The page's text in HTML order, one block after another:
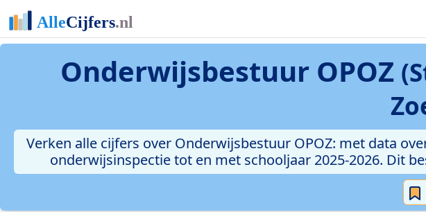
Onderwijsbestuur OPOZ
Verken alle cijfers over Onderwijsbestuur OPOZ: met data
onderwijsinspectie tot en met schooljaar 2025-2026. Dit